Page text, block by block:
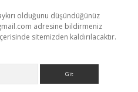
olduğunu düşündüğünüz
adresine bildirmeniz
sitemizden kaldırılacaktır.